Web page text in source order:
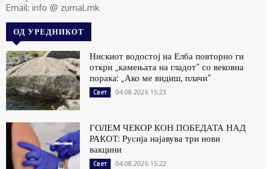
Email: info @ zurnal.mk
ОД УРЕДНИКОТ
Нискиот водостој на Елба повторно ги
откри „камењата на гладот“ со вековна
порака: „Ако ме видиш, плачи“
Свет 04.08.2026 15:23
ГОЛЕМ ЧЕКОР КОН ПОБЕДАТА НАД
РАКОТ: Русија најавува три нови
вакцини
Свет 04.08.2026 15:22